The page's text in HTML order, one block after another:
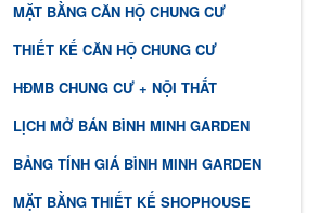
MẶT BẰNG CĂN HỘ CHUNG CƯ
THIẾT KẾ CĂN HỘ CHUNG CƯ
HĐMB CHUNG CƯ + NỘI THẤT
LỊCH MỞ BÁN BÌNH MINH GARDEN
BẢNG TÍNH GIÁ BÌNH MINH GARDEN
MẶT BẰNG THIẾT KẾ SHOPHOUSE